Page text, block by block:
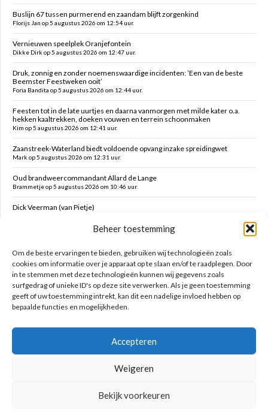
Beheer toestemming
Om de beste ervaringen te bieden, gebruiken wij technologieën zoals
cookies om informatie over je apparaat op te slaan en/of te raadplegen. Door
in te stemmen met deze technologieën kunnen wij gegevens zoals
surfgedrag of unieke ID's op deze site verwerken. Als je geen toestemming
geeft of uw toestemming intrekt, kan dit een nadelige invloed hebben op
bepaalde functies en mogelijkheden.
Accepteren
Weigeren
Bekijk voorkeuren
Buslijn 67 tussen purmerend en zaandam blijft zorgenkind
Florijs Jan op 5 augustus 2026 om 12:54 uur.
Vernieuwen speelplek Oranjefontein
Dikke Dirk op 5 augustus 2026 om 12:47 uur.
Druk, zonnig en zonder noemenswaardige incidenten: ’Een van de beste
Beemster Feestweken ooit’
Foria Bandita op 5 augustus 2026 om 12:44 uur.
Feesten tot in de late uurtjes en daarna vanmorgen met milde kater o.a.
hekken kaaltrekken, doeken vouwen en terrein schoonmaken
Kim op 5 augustus 2026 om 12:41 uur.
Zaanstreek-Waterland biedt voldoende opvang inzake spreidingwet
Mark op 5 augustus 2026 om 12:31 uur.
Oud brandweercommandant Allard de Lange
Brammetje op 5 augustus 2026 om 10:46 uur.
Dick Veerman (van Pietje)
Volendam zoekt oppassers voor jonge kinderen tijdens kermis
Zoeken op deze site